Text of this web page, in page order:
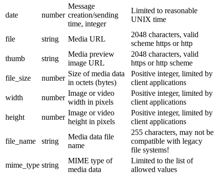
date number
Message
creation/sending
time, integer
Limited to reasonable
UNIX time
file string Media URL
2048 characters, valid
scheme https or http
thumb
string
Media preview
image URL
2048 characters, valid
https or http scheme
file_size
number
Size of media data
in octets (bytes)
Positive integer, limited by
client applications
width
number
Image or video
width in pixels
Positive integer, limited by
client applications
height
number
Image or video
height in pixels
Positive integer, limited by
client applications
file_name string
Media data file
name
255 characters, may not be
compatible with legacy
file systems!
mime_type string
MIME type of
media data
Limited to the list of
allowed values